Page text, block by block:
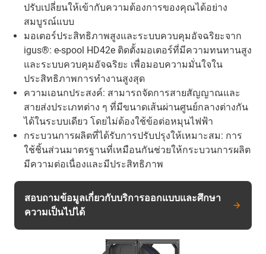
ปรับเปลี่ยนให้เข้ากับความต้องการของคุณได้อย่าง
สมบูรณ์แบบ
มอเตอร์ประสิทธิภาพสูงและระบบควบคุมอัจฉริยะจาก
igus®: e-spool HD42e ติดตั้งมอเตอร์ที่มีความทนทานสูง
และระบบควบคุมอัจฉริยะ เพื่อมอบความมั่นใจใน
ประสิทธิภาพการทำงานสูงสุด
ความเอนกประสงค์: สามารถจัดการสายสัญญาณและ
สายส่งประเภทต่าง ๆ ที่มีขนาดเส้นผ่านศูนย์กลางต่างกัน
ได้ในระบบเดียว โดยไม่ต้องใช้ข้อต่อหมุนไฟฟ้า
กระบวนการผลิตที่ได้รับการปรับปรุงให้เหมาะสม: การ
ใช้ชิ้นส่วนมาตรฐานที่เหมือนกันช่วยให้กระบวนการผลิต
มีความต่อเนื่องและมีประสิทธิภาพ
สอบถามข้อมูลเกี่ยวกับบริการออกแบบและศึกษา
ความเป็นไปได้